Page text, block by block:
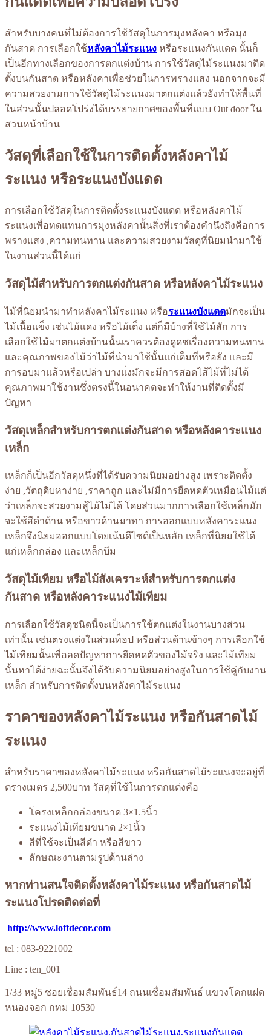
สำหรับบางคนที่ไม่ต้องการใช้วัสดุในการมุงหลังคา หรือมุง
กันสาด การเลือกใช้หลังคาไม้ระแนง หรือระแนงกันแดด นั้นก็
เป็นอีกทางเลือกของการตกแต่งบ้าน การใช้วัสดุไม้ระแนงมาติด
ตั้งบนกันสาด หรือหลังคาเพื่อช่วยในการพรางแสง นอกจากจะมี
ความสวยงามการใช้วัสดุไม้ระแนงมาตกแต่งแล้วยังทำให้พื้นที่
ในส่วนนั้นปลอดโปร่งได้บรรยายกาศของพื้นที่แบบ Out door ใน
สวนหน้าบ้าน
วัสดุที่เลือกใช้ในการติดตั้งหลังคาไม้
ระแนง หรือระแนงบังแดด
การเลือกใช้วัสดุในการติดตั้งระแนงบังแดด หรือหลังคาไม้
ระแนงเพื่อทดแทนการมุงหลังคานั้นสิ่งที่เราต้องคำนึงถึงคือการ
พรางแสง ,ความทนทาน และความสวยงามวัสดุที่นิยมนำมาใช้
ในงานส่วนนี้ได้แก่
วัสดุไม้สำหรับการตกแต่งกันสาด หรือหลังคาไม้ระแนง
ไม้ที่นิยมนำมาทำหลังคาไม้ระแนง หรือระแนงบังแดดมักจะเป็น
ไม้เนื้อแข็ง เช่นไม้แดง หรือไม้เต็ง แต่ก็มีบ้างที่ใช้ไม้สัก การ
เลือกใช้ไม้มาตกแต่งบ้านนั้นเราควรต้องดูดชเรื่องความทนทาน
และคุณภาพของไม้ว่าไม้ที่นำมาใช้นั้นแก่เต็มที่หรือยัง และมี
การอบมาแล้วหรือเปล่า บางแ่งมักจะมีการสอดไส้ไม้ที่ไม่ได้
คุณภาพมาใช้งานซึ่งตรงนี้ในอนาคตจะทำให้งานที่ติดตั้งมี
ปัญหา
วัสดุเหล็กสำหรับการตกแต่งกันสาด หรือหลังคาระแนง
เหล็ก
เหล็กก็เป็นอีกวัสดุหนึ่งที่ได้รับความนิยมอย่างสูง เพราะติดตั้ง
ง่าย ,วัตถุดิบหาง่าย ,ราคาถูก และไม่มีการยืดหดตัวเหมือนไม้แต่
ว่าเหล็กจะสวยงามสู้ไม้ไม่ได้ โดยส่วนมากการเลือกใช้เหล็กมัก
จะใช้สีดำด้าน หรือขาวด้านมาทา การออกแบบหลังคาระแนง
เหล็กจึงนิยมออกแบบโดยเน้นดีไซด์เป็นหลัก เหล็กที่นิยมใช้ได้
แก่เหล็กกล่อง และเหล็กบีม
วัสดุไม้เทียม หรือไม้สังเคราะห์สำหรับการตกแต่ง
กันสาด หรือหลังคาระแนงไม้เทียม
การเลือกใช้วัสดุชนิดนี้จะเป็นการใช้ตกแต่งในงานบางส่วน
เท่านั้น เช่นตรงแต่งในส่วนท็อป หรือส่วนด้านข้างๆ การเลือกใช้
ไม้เทียมนั้นเพื่อลดปัญหาการยืดหดตัวของไม้จริง และไม้เทียม
นั้นหาได้ง่ายฉะนั้นจึงได้รับความนิยมอย่างสูงในการใช้คู่กับงาน
เหล็ก สำหรับการติดตั้งบนหลังคาไม้ระแนง
ราคาของหลังคาไม้ระแนง หรือกันสาดไม้
ระแนง
สำหรับราคาของหลังคาไม้ระแนง หรือกันสาดไม้ระแนงจะอยู่ที่
ตรางเมตร 2,500บาท วัสดุที่ใช้ในการตกแต่งคือ
โครงเหล็กกล่องขนาด 3×1.5นิ้ว
ระแนงไม้เทียมขนาด 2×1นิ้ว
สีที่ใช้จะเป็นสีดำ หรือสีขาว
ลักษณะงานตามรูปด้านล่าง
หากท่านสนใจติดตั้งหลังคาไม้ระแนง หรือกันสาดไม้
ระแนงโปรดติดต่อที่
http://www.loftdecor.com
tel : 083-9221002
Line : ten_001
1/33 หมู่5 ซอยเชื่อมสัมพันธ์14 ถนนเชื่อมสัมพันธ์ แขวงโคกแฝด
หนองจอก กทม 10530